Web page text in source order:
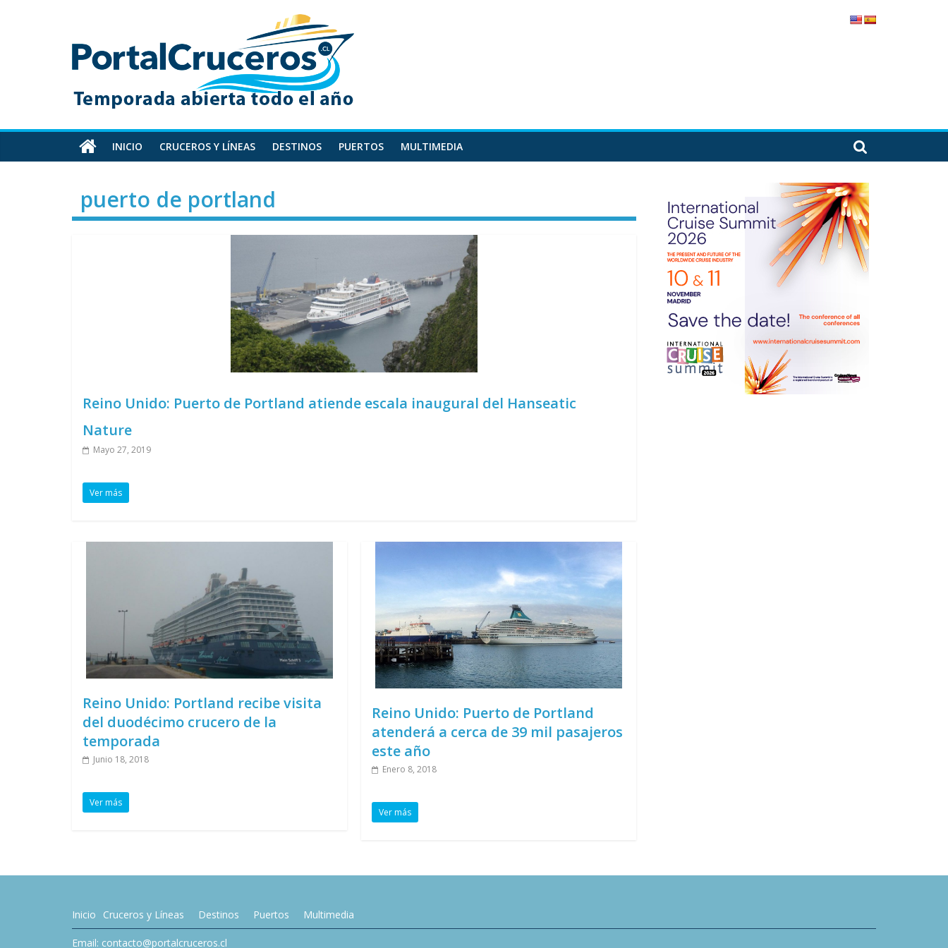
PortalCruceros
Toda
información
cruceros
en
un
sitio
INICIO CRUCEROS Y LÍNEAS DESTINOS PUERTOS MULTIMEDIA
puerto de portland
Reino Unido: Puerto de Portland atiende escala inaugural del Hanseatic
Nature
Mayo 27, 2019
Ver más
Reino Unido: Portland recibe visita
del duodécimo crucero de la
temporada
Junio 18, 2018
Ver más
Reino Unido: Puerto de Portland
atenderá a cerca de 39 mil pasajeros
este año
Enero 8, 2018
Ver más
Inicio Cruceros y Líneas Destinos Puertos Multimedia
Email: contacto@portalcruceros.cl